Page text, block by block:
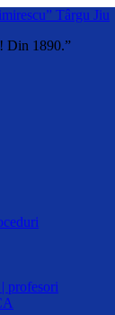
Din 1890.”
profesori